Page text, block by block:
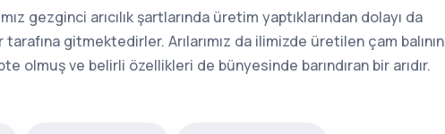
gezginci arıcılık şartlarında üretim yaptıklarından dolayı da
gitmektedirler. Arılarımız da ilimizde üretilen çam balının
olmuş ve belirli özellikleri de bünyesinde barındıran bir arıdır.